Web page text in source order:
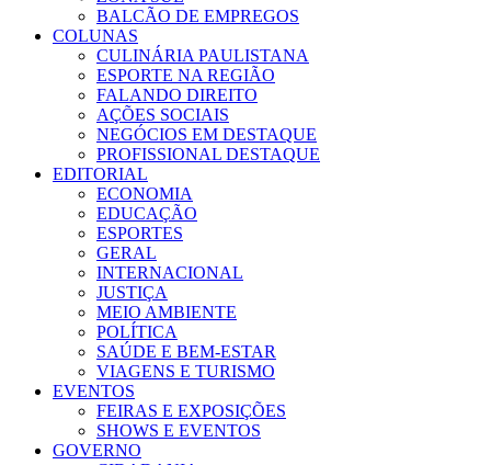
BALCÃO DE EMPREGOS
COLUNAS
CULINÁRIA PAULISTANA
ESPORTE NA REGIÃO
FALANDO DIREITO
AÇÕES SOCIAIS
NEGÓCIOS EM DESTAQUE
PROFISSIONAL DESTAQUE
EDITORIAL
ECONOMIA
EDUCAÇÃO
ESPORTES
GERAL
INTERNACIONAL
JUSTIÇA
MEIO AMBIENTE
POLÍTICA
SAÚDE E BEM-ESTAR
VIAGENS E TURISMO
EVENTOS
FEIRAS E EXPOSIÇÕES
SHOWS E EVENTOS
GOVERNO